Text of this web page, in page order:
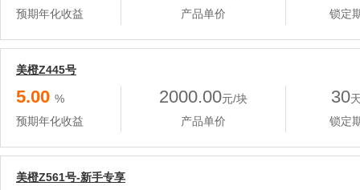
预期年化收益
产品单价
锁定
美橙Z445号
5.00 %
预期年化收益
2000.00元/块
产品单价
30
锁定
美橙Z561号-新手专享